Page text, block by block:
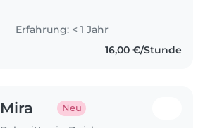
Babysitterin sowie
Masterstudentin der
Psychologie. Durch mein
Erfahrung: < 1 Jahr
16,00 €/Stunde
Mira Neu